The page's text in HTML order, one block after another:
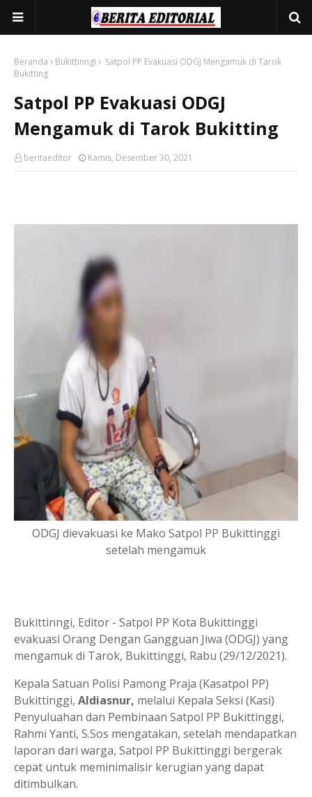
Beranda Bukittinngi
Satpol PP Evakuasi ODGJ Mengamuk di Tarok
Bukitting
Satpol PP Evakuasi ODGJ
Mengamuk di Tarok Bukitting
beritaeditor Kamis, Desember 30, 2021
ODGJ dievakuasi ke Mako Satpol PP Bukittinggi
setelah mengamuk
Bukittinngi, Editor - Satpol PP Kota Bukittinggi
evakuasi Orang Dengan Gangguan Jiwa (ODGJ) yang
mengamuk di Tarok, Bukittinggi, Rabu (29/12/2021).
Kepala Satuan Polisi Pamong Praja (Kasatpol PP)
Bukittinggi, Aldiasnur, melalui Kepala Seksi (Kasi)
Penyuluahan dan Pembinaan Satpol PP Bukittinggi,
Rahmi Yanti, S.Sos mengatakan, setelah mendapatkan
laporan dari warga, Satpol PP Bukittinggi bergerak
cepat untuk meminimalisir kerugian yang dapat
ditimbulkan.